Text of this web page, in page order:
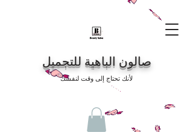
صالون الباهية للتجميل
لأنك تحتاج إلى وقت لنفسك